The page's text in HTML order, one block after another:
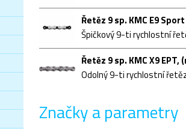
Řetěz 9 sp. KMC E9
Řetěz 9 sp. KMC X9
Značky a parametry